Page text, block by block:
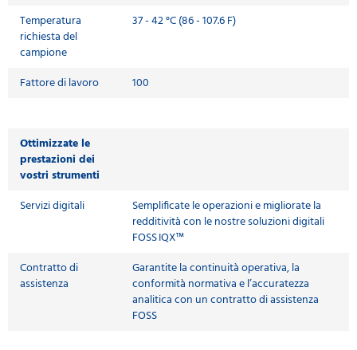
Temperatura
richiesta del
campione
37 - 42 °C (86 - 107.6 F)
Fattore di lavoro 100
Ottimizzate le
prestazioni dei
vostri strumenti
Servizi digitali
Semplificate le operazioni e migliorate la
redditività con le nostre soluzioni digitali
FOSS IQX™
Contratto di
assistenza
Garantite la continuità operativa, la
conformità normativa e l’accuratezza
analitica con un contratto di assistenza
FOSS